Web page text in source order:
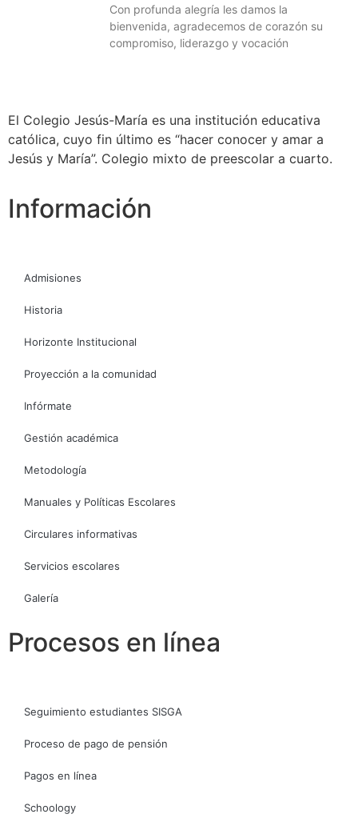
Con profunda alegría les damos la
bienvenida, agradecemos de corazón su
compromiso, liderazgo y vocación
El Colegio Jesús-María es una institución educativa
católica, cuyo fin último es “hacer conocer y amar a
Jesús y María”. Colegio mixto de preescolar a cuarto.
Información
Admisiones
Historia
Horizonte Institucional
Proyección a la comunidad
Infórmate
Gestión académica
Metodología
Manuales y Políticas Escolares
Circulares informativas
Servicios escolares
Galería
Procesos en línea
Seguimiento estudiantes SISGA
Proceso de pago de pensión
Pagos en línea
Schoology